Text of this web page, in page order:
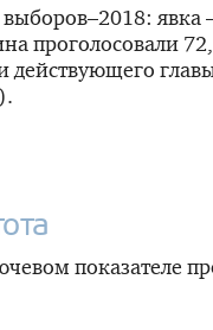
проголосовали
показателе